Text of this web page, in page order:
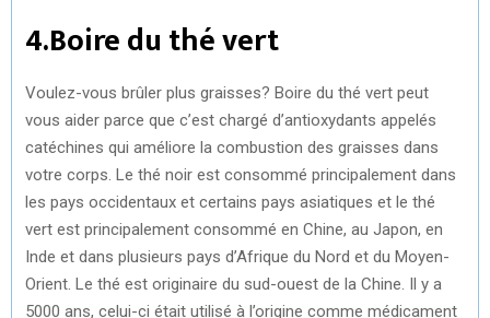
4.Boire du thé vert
Voulez-vous brûler plus graisses? Boire du thé vert peut
vous aider parce que c’est chargé d’antioxydants appelés
catéchines qui améliore la combustion des graisses dans
votre corps. Le thé noir est consommé principalement dans
les pays occidentaux et certains pays asiatiques et le thé
vert est principalement consommé en Chine, au Japon, en
Inde et dans plusieurs pays d’Afrique du Nord et du Moyen-
Orient. Le thé est originaire du sud-ouest de la Chine. Il y a
5000 ans, celui-ci était utilisé à l’origine comme médicament